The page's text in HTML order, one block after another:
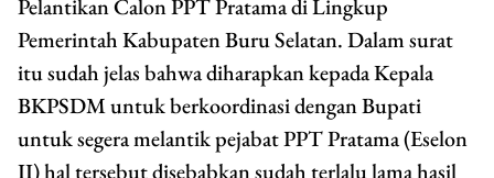
Pelantikan Calon PPT Pratama di Lingkup
Pemerintah Kabupaten Buru Selatan. Dalam surat
itu sudah jelas bahwa diharapkan kepada Kepala
BKPSDM untuk berkoordinasi dengan Bupati
untuk segera melantik pejabat PPT Pratama (Eselon
II) hal tersebut disebabkan sudah terlalu lama hasil